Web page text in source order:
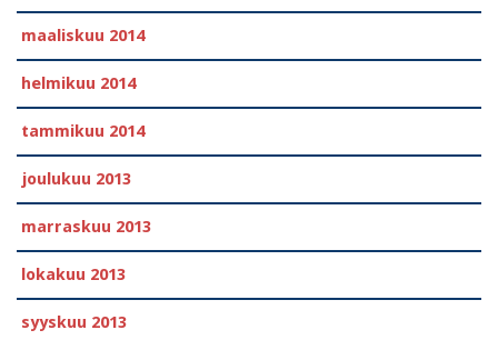
maaliskuu 2014
helmikuu 2014
tammikuu 2014
joulukuu 2013
marraskuu 2013
lokakuu 2013
syyskuu 2013